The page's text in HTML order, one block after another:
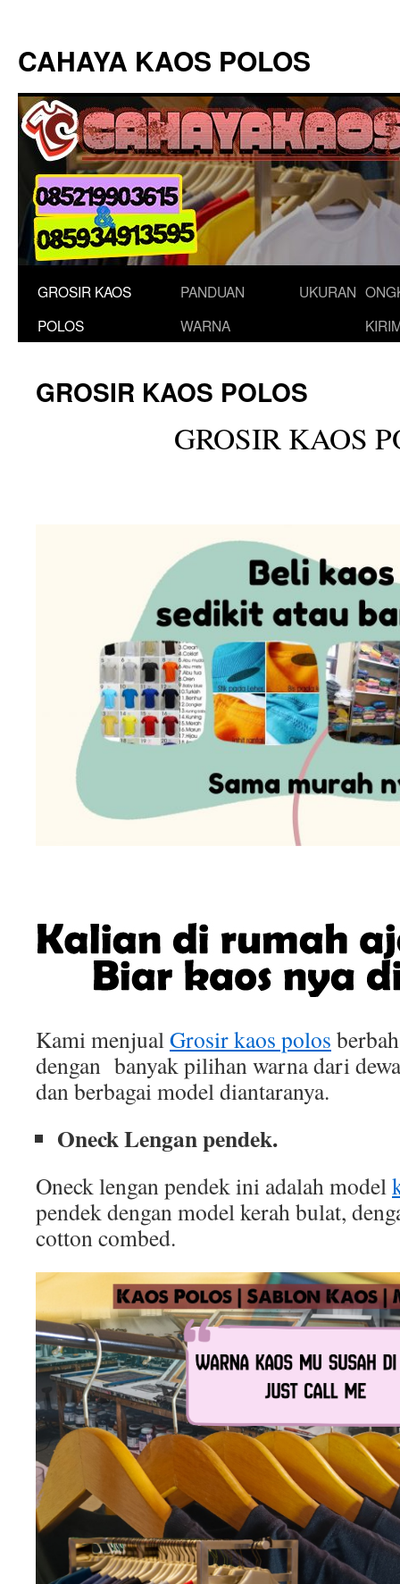
isi
CAHAYA KAOS POLOS
GROSIR KAOS
POLOS
PANDUAN
WARNA
UKURAN
GROSIR KAOS POLOS
GROSIR KAOS
Kami menjualGrosir kaos polos
dengan banyak pilihan warna dari
dan berbagai model diantaranya.
Oneck Lengan pendek.
Oneck lengan pendek ini adalah model
pendek dengan model kerah bulat,
cotton combed.